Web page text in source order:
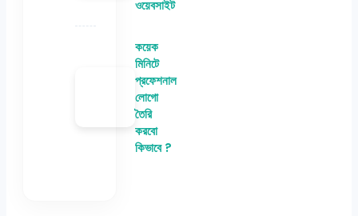
ওয়েবসাইট
কয়েক
মিনিটে
প্রফেশনাল
লোগো
তৈরি
করবো
কিভাবে ?